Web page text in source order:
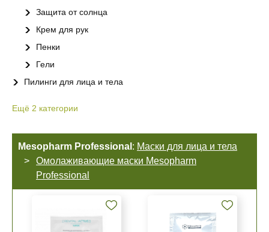
Защита от солнца
Крем для рук
Пенки
Гели
Пилинги для лица и тела
Ещё 2 категории
Mesopharm Professional : Маски для лица и тела
Омолаживающие маски Mesopharm
Professional